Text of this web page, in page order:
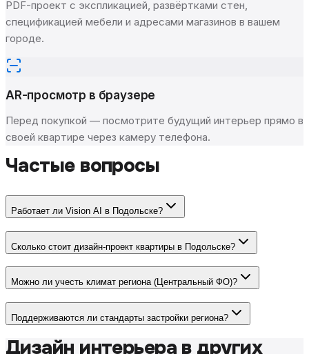
PDF-проект с экспликацией, развёртками стен,
спецификацией мебели и адресами магазинов в вашем
городе.
AR-просмотр в браузере
Перед покупкой — посмотрите будущий интерьер прямо в
своей квартире через камеру телефона.
Частые вопросы
Работает ли Vision AI в Подольске?
Сколько стоит дизайн-проект квартиры в Подольске?
Можно ли учесть климат региона (Центральный ФО)?
Поддерживаются ли стандарты застройки региона?
Дизайн интерьера в других